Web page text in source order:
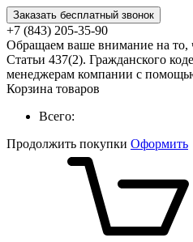
Заказать бесплатный звонок
+7 (843) 205-35-90
Обращаем ваше внимание на то,
Статьи 437(2). Гражданского
менеджерам компании с
Корзина товаров
Всего:
Продолжить покупки Оформить